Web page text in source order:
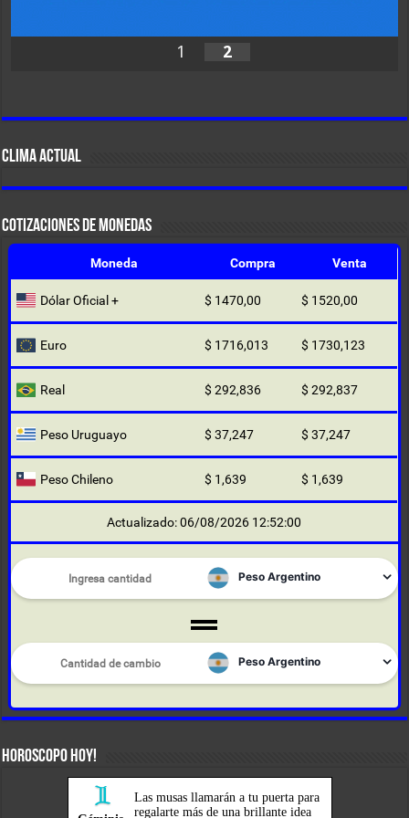
1 2
CLIMA ACTUAL
COTIZACIONES DE MONEDAS
Moneda Compra Venta
Dólar Oficial + $ 1470,00 $ 1520,00
Euro $ 1716,013 $ 1730,123
Real $ 292,836 $ 292,837
Peso Uruguayo $ 37,247 $ 37,247
Peso Chileno $ 1,639 $ 1,639
Actualizado: 06/08/2026 12:52:00
HOROSCOPO HOY!